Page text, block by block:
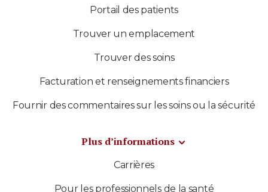
Portail des patients
Trouver un emplacement
Trouver des soins
Facturation et renseignements financiers
Fournir des commentaires sur les soins ou la sécurité
Plus d’informations
Carrières
Pour les professionnels de la santé